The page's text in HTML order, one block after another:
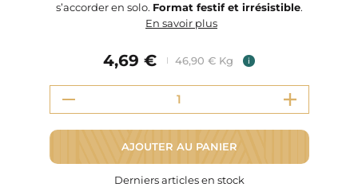
s’accorder en solo. Format festif et irrésistible.
En savoir plus
4,69 € 46,90 € Kg i
AJOUTER AU PANIER
Derniers articles en stock